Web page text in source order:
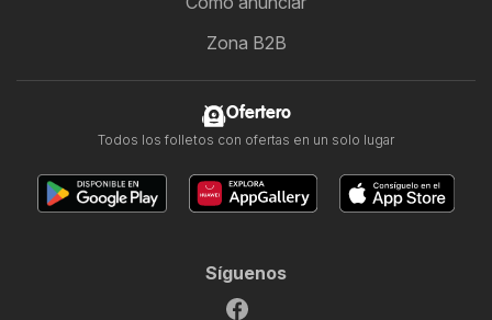
Zona B2B
Ofertero
Todos los folletos con ofertas en un solo lugar
Síguenos